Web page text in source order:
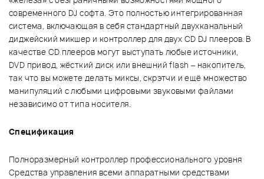
современного DJ софта. Это полностью интегрированная
система, включающая в себя стандартный двухканальный
диджейский микшер и контроллер для двух CD DJ плееров. В
качестве CD плееров могут выступать любые источники,
DVD привод, жёсткий диск или внешний flash – накопитель,
так что вы можете делать миксы, скрэтчи и ещё множество
манипуляций с любыми цифровыми звуковыми файлами
независимо от типа носителя.
Спецификация
Полноразмерный контроллер профессионального уровня
Средства управления всеми аппаратными средствами